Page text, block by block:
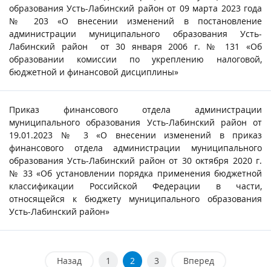
образования Усть-Лабинский район от 09 марта 2023 года
№ 203 «О внесении изменений в постановление
администрации муниципального образования Усть-
Лабинский район от 30 января 2006 г. № 131 «Об
образовании комиссии по укреплению налоговой,
бюджетной и финансовой дисциплины»
Приказ финансового отдела администрации
муниципального образования Усть-Лабинский район от
19.01.2023 № 3 «О внесении изменений в приказ
финансового отдела администрации муниципального
образования Усть-Лабинский район от 30 октября 2020 г.
№ 33 «Об установлении порядка применения бюджетной
классификации Российской Федерации в части,
относящейся к бюджету муниципального образования
Усть-Лабинский район»
Назад 1 2 3 Вперед